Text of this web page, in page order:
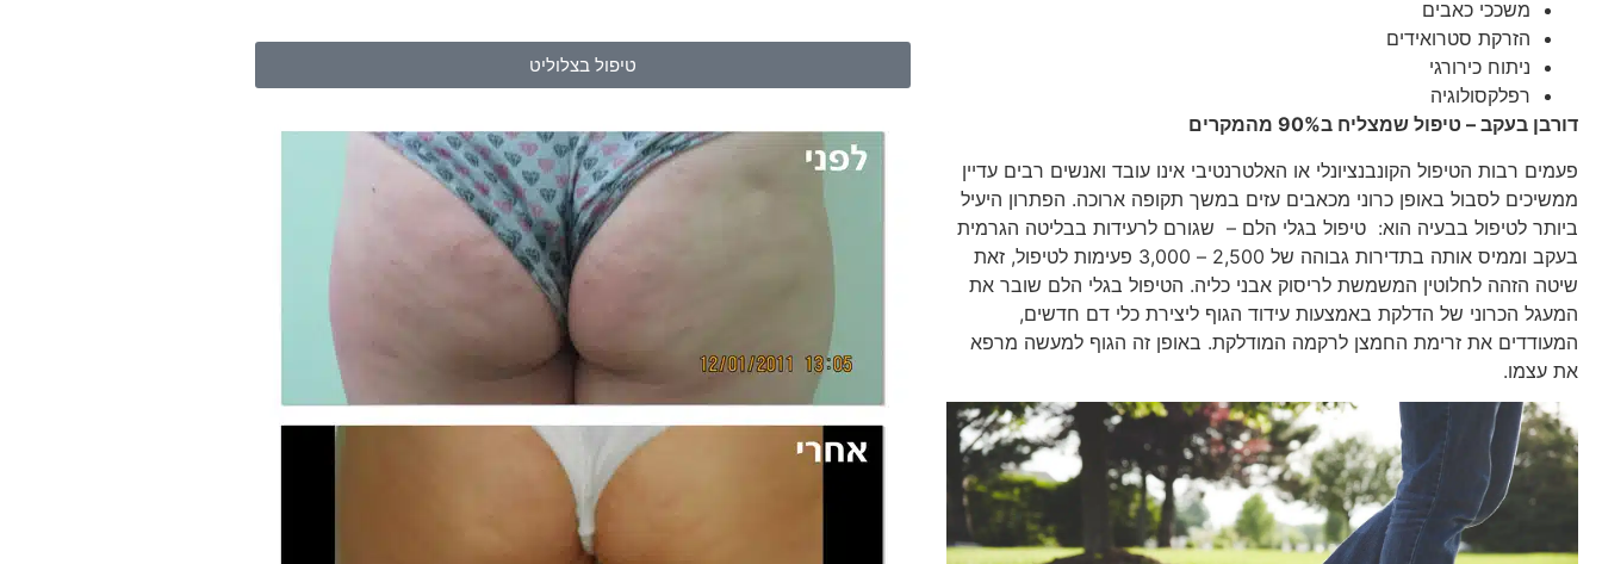
משככי כאבים
הזרקת סטרואידים
ניתוח כירורגי
רפלקסולוגיה
דורבן בעקב – טיפול שמצליח ב90% מהמקרים
פעמים רבות הטיפול הקונבנציונלי או האלטרנטיבי אינו עובד ואנשים רבים עדיין
ממשיכים לסבול באופן כרוני מכאבים עזים במשך תקופה ארוכה. הפתרון היעיל
ביותר לטיפול בבעיה הוא: טיפול בגלי הלם – שגורם לרעידות בבליטה הגרמית
בעקב וממיס אותה בתדירות גבוהה של 2,500 – 3,000 פעימות לטיפול, זאת
שיטה הזהה לחלוטין המשמשת לריסוק אבני כליה. הטיפול בגלי הלם שובר את
המעגל הכרוני של הדלקת באמצעות עידוד הגוף ליצירת כלי דם חדשים,
המעודדים את זרימת החמצן לרקמה המודלקת. באופן זה הגוף למעשה מרפא
את עצמו.
טיפול בצלוליט